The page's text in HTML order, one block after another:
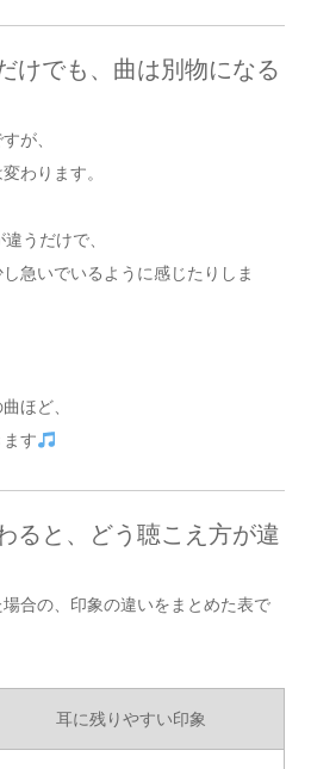
けでも、曲は別物になる
が、
わります。
うだけで、
急いでいるように感じたりしま
ほど、
す
ると、どう聴こえ方が違
合の、印象の違いをまとめた表で
耳に残りやすい印象